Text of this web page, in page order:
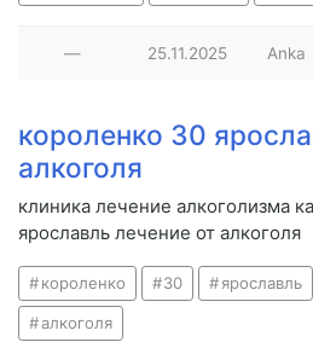
— 25.11.2025 Anka
короленко 30
алкоголя
клиника лечение алкоголизма
ярославль лечение от алкоголя
короленко 30 ярославль
алкоголя